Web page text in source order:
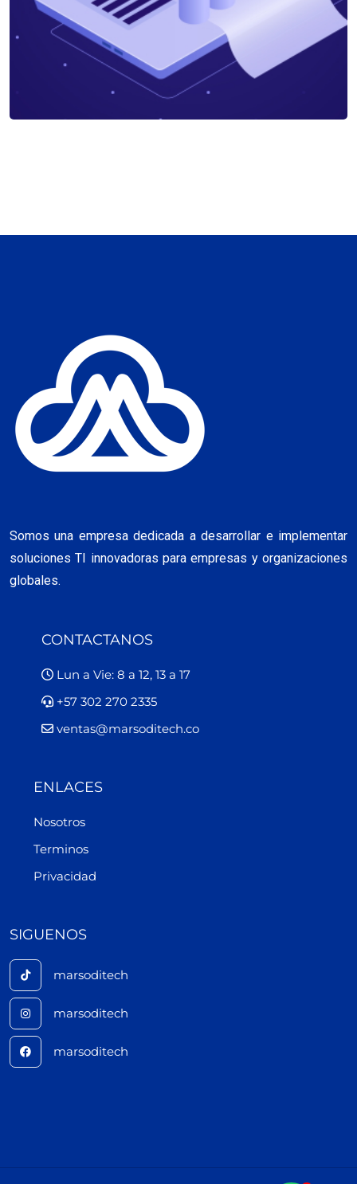
Somos una empresa dedicada a desarrollar e implementar
soluciones TI innovadoras para empresas y organizaciones
globales.
CONTACTANOS
Lun a Vie: 8 a 12, 13 a 17
+57 302 270 2335
ventas@marsoditech.co
ENLACES
Nosotros
Terminos
Privacidad
SIGUENOS
marsoditech
marsoditech
marsoditech